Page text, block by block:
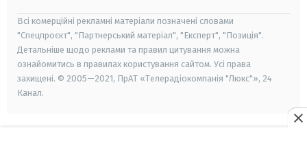
Всі комерційні рекламні матеріали позначені словами
"Спецпроєкт", "Партнерський матеріал", "Експерт", "Позиція".
Детальніше щодо реклами та правил цитування можна
ознайомитись в правилах користування сайтом. Усі права
захищені. © 2005—2021, ПрАТ «Телерадіокомпанія "Люкс"», 24
Канал.